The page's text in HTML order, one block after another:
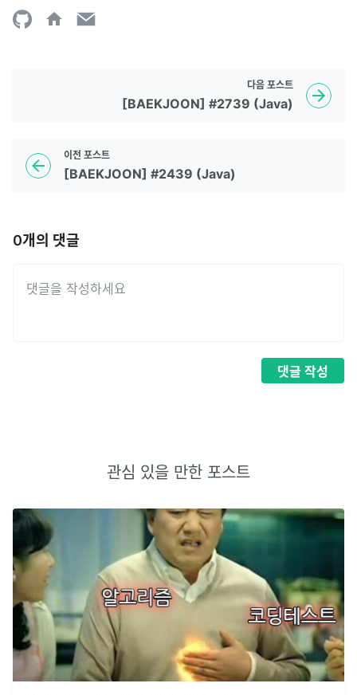
이전 포스트
[BAEKJOON] #2439 (Java)
다음 포스트
[BAEKJOON] #2739 (Java)
0개의 댓글
댓글 작성
관심 있을 만한 포스트